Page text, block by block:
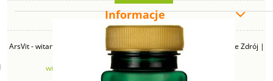
Informacje
ArsVit - witaminyswanson.pl | ul. Zimowa 49B, 43-230 Goczałkowice Zdrój |
NIP: 6381219140 | REGON: 276280385 | Email:
witaminyswanson@gmail.com| Telefon: